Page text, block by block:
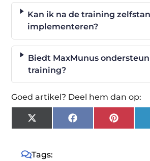
Kan ik na de training
implementeren?
Biedt MaxMunus
training?
Goed artikel? Deel hem dan op:
X
(Twitter)
Facebook
Tags: